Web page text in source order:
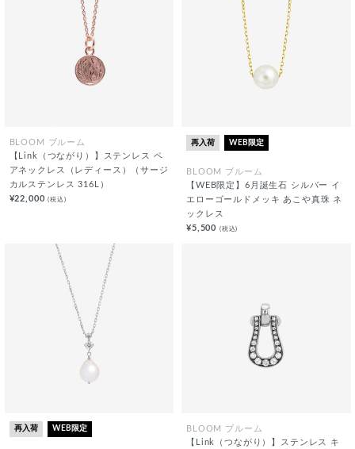
BLOOM ブルーム
【Link（つながり）】ステンレス ペ
アネックレス（レディース）（サージ
カルステンレス 316L）
¥22,000(税込)
再入荷 WEB限定
BLOOM ブルーム
【WEB限定】6月誕生石 シルバー イ
エローゴールドメッキ あこや真珠 ネ
ックレス
¥5,500 (税込)
再入荷 WEB限定
BLOOM ブルーム
【Link（つながり）】ステンレス キ